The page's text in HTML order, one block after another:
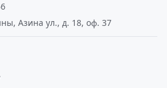
Азина ул., д. 18, оф. 37